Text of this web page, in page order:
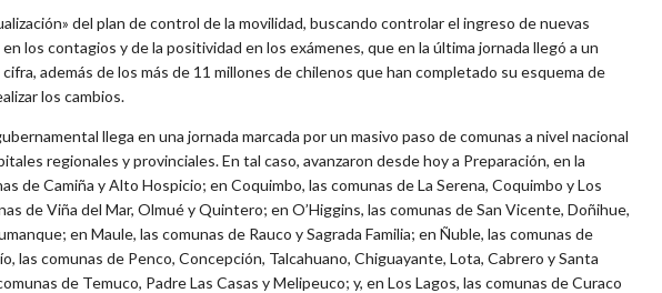
del plan de control de la movilidad, buscando controlar el ingreso de nuevas
los contagios y de la positividad en los exámenes, que en la última jornada llegó a un
cifra, además de los más de 11 millones de chilenos que han completado su esquema de
los cambios.
llega en una jornada marcada por un masivo paso de comunas a nivel nacional
regionales y provinciales. En tal caso, avanzaron desde hoy a Preparación, en la
de Camiña y Alto Hospicio; en Coquimbo, las comunas de La Serena, Coquimbo y Los
de Viña del Mar, Olmué y Quintero; en O’Higgins, las comunas de San Vicente, Doñihue,
en Maule, las comunas de Rauco y Sagrada Familia; en Ñuble, las comunas de
las comunas de Penco, Concepción, Talcahuano, Chiguayante, Lota, Cabrero y Santa
de Temuco, Padre Las Casas y Melipeuco; y, en Los Lagos, las comunas de Curaco